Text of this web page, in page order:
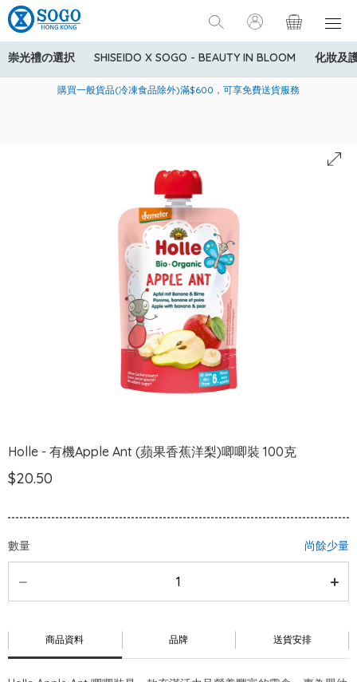
崇光禮の選択 SHISEIDO X SOGO - BEAUTY IN BLOOM 化妝及
美國運通Explorer®信用卡會員購物禮遇：高達5%簽賬回贈！
購買一般貨品(冷凍食品除外)滿$600，可享免費送貨服務
寄送中國內地服務只適用於指定商品，若訂單金額少於HK$600(折
Holle - 有機Apple Ant (蘋果香蕉洋梨)唧唧裝 100克
$20.50
數量 尚餘少量
商品資料 品牌 送貨安排